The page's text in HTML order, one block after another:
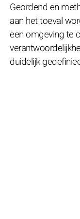
Geordend en
aan het toeval
een omgeving te
duidelijk